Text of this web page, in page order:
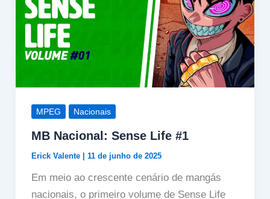
MPEG Nacionais
MB Nacional: Sense Life #1
Erick Valente 11 de junho de 2025
Em meio ao crescente cenário de mangás
nacionais, o primeiro volume de Sense Life